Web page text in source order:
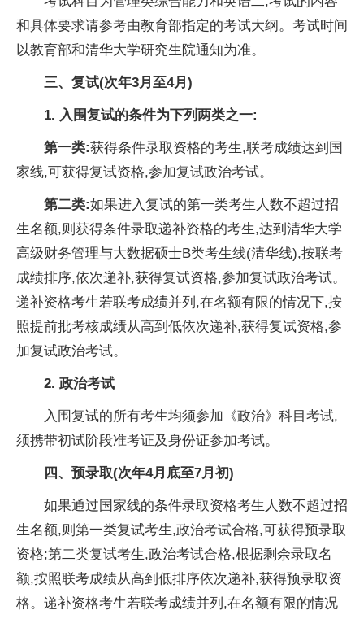
和具体要求请参考由教育部指定的考试大纲。考试时间
以教育部和清华大学研究生院通知为准。
三、 复试(次年3月至4月)
1. 入围复试的条件为下列两类之一:
第一类:获得条件录取资格的考生,联考成绩达到国
家线,可获得复试资格,参加复试政治考试。
第二类:如果进入复试的第一类考生人数不超过招
生名额,则获得条件录取递补资格的考生,达到清华大学
高级财务管理与大数据硕士B类考生线(清华线),按联考
成绩排序,依次递补,获得复试资格,参加复试政治考试。
递补资格考生若联考成绩并列,在名额有限的情况下,按
照提前批考核成绩从高到低依次递补,获得复试资格,参
加复试政治考试。
2. 政治考试
入围复试的所有考生均须参加《政治》科目考试,
须携带初试阶段准考证及身份证参加考试。
四、 预录取(次年4月底至7月初)
如果通过国家线的条件录取资格考生人数不超过招
生名额,则第一类复试考生,政治考试合格,可获得预录取
资格;第二类复试考生,政治考试合格,根据剩余录取名
额,按照联考成绩从高到低排序依次递补,获得预录取资
格。递补资格考生若联考成绩并列,在名额有限的情况